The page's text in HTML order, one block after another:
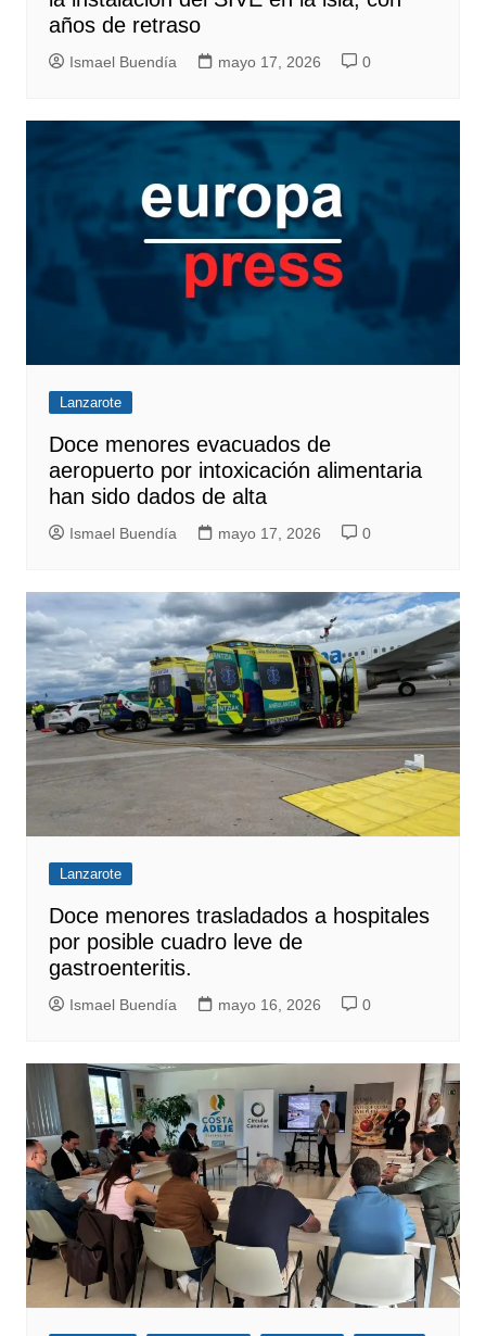
años de retraso
Ismael Buendía mayo 17, 2026 0
Lanzarote
Doce menores evacuados de
aeropuerto por intoxicación alimentaria
han sido dados de alta
Ismael Buendía mayo 17, 2026 0
Lanzarote
Doce menores trasladados a hospitales
por posible cuadro leve de
gastroenteritis.
Ismael Buendía mayo 16, 2026 0